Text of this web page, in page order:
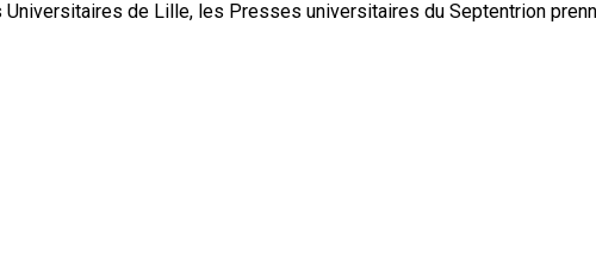
de Lille, les Presses universitaires du Septentrion